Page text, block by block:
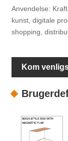
Anvendelse:
kunst, digitale
shopping,
Kom